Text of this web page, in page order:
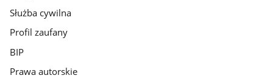
Służba cywilna
Profil zaufany
BIP
Prawa autorskie